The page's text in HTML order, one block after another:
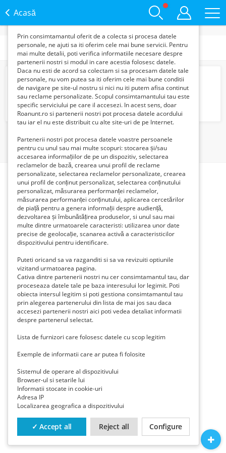
Acasă
Categorii
xBody Timisoara
Verifica cu vanzatorul
1
functie de interesele si nevoile tale. De asemenea, aceste
date sunt folosite pentru analizarea traffic-ului pe site-ul
Prin consimtamantul oferit de a colecta si procesa datele
personale, ne ajuti sa iti oferim cele mai bune servicii. Pentru
mai multe detalii, poti verifica informatiile necesare despre
partenerii nostri si modul in care acestia folosesc datele.
Daca nu esti de acord sa colectam si sa procesam datele tale
personale, nu vom putea sa iti oferim cele mai bune conditii
de navigare pe site-ul nostru si nici nu iti putem afisa continut
sau reclame personalizate. Scopul consimtamantului tau este
specific serviciului pe care il accesezi. In acest sens, doar
Roanunt.ro si partenerii nostri pot procesa datele acordului
tau iar el nu este distribuit cu alte site-uri de pe Internet.
Partenerii nostri pot procesa datele voastre persoanele
pentru cu unul sau mai multe scopuri: stocarea și/sau
accesarea informațiilor de pe un dispozitiv, selectarea
reclamelor de bază, crearea unui profil de reclame
personalizate, selectarea reclamelor personalizate, crearea
unui profil de conținut personalizat, selectarea conținutului
personalizat, măsurarea performanței reclamelor,
măsurarea performanței conținutului, aplicarea cercetărilor
de piață pentru a genera informații despre audiență,
dezvoltarea și îmbunătățirea produselor, si unul sau mai
multe dintre urmatoarele caracteristi: utilizarea unor date
precise de geolocație, scanarea activă a caracteristicilor
dispozitivului pentru identificare.
Puteti oricand sa va razganditi si sa va revizuiti optiunile
vizitand urmatoarea pagina.
Cativa dintre partenerii nostri nu cer consimtamantul tau, dar
proceseaza datele tale pe baza interesului lor legimit. Poti
obiecta intersul legitim si poti gestiona consimtamantul tau
prin alegerea partenerului din lista de mai jos sau daca
accesezi partenerii nostri aici poti vedea detaliat informatii
despre partenerul selectat.
Lista de furnizori care folosesc datele cu scop legitim
Exemple de informatii care ar putea fi folosite
Sistemul de operare al dispozitivului
Browser-ul si setarile lui
Informatii stocate in cookie-uri
Adresa IP
Localizarea geografica a dispozitivului
✓ Accept all Reject all Configure